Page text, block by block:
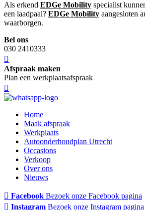
Als erkend EDGe Mobility specialist
een laadpaal? EDGe Mobility aangesloten
waarborgen.
Bel ons
030 2410333
Afspraak maken
Plan een werkplaatsafspraak
Home
Maak afspraak
Werkplaats
Autoonderhoudplan Utrecht
Occasions
Verkoop
Over ons
Nieuws
Facebook Bezoek onze Facebook pagina
Instagram Bezoek onze Instagram pagina